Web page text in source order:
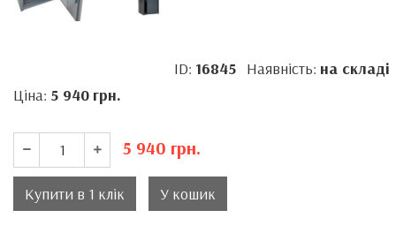
ID: 16845Наявність: на складі
Ціна: 5 940 грн.
5 940 грн.
Купити в 1 клік У кошик